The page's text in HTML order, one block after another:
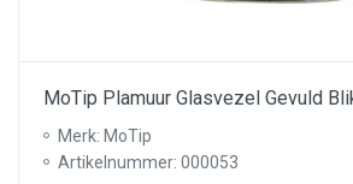
MoTip Plamuur Glasvezel Gevuld
Merk: MoTip
Artikelnummer: 000053